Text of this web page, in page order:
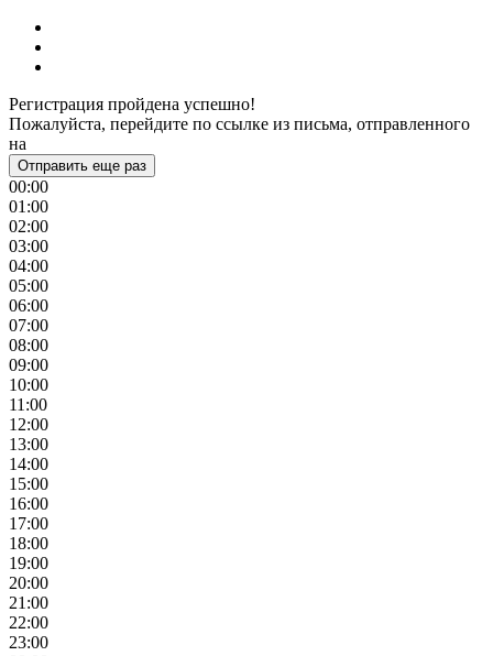
Регистрация пройдена успешно!
Пожалуйста, перейдите по ссылке из письма, отправленного
на
Отправить еще раз
00:00
01:00
02:00
03:00
04:00
05:00
06:00
07:00
08:00
09:00
10:00
11:00
12:00
13:00
14:00
15:00
16:00
17:00
18:00
19:00
20:00
21:00
22:00
23:00